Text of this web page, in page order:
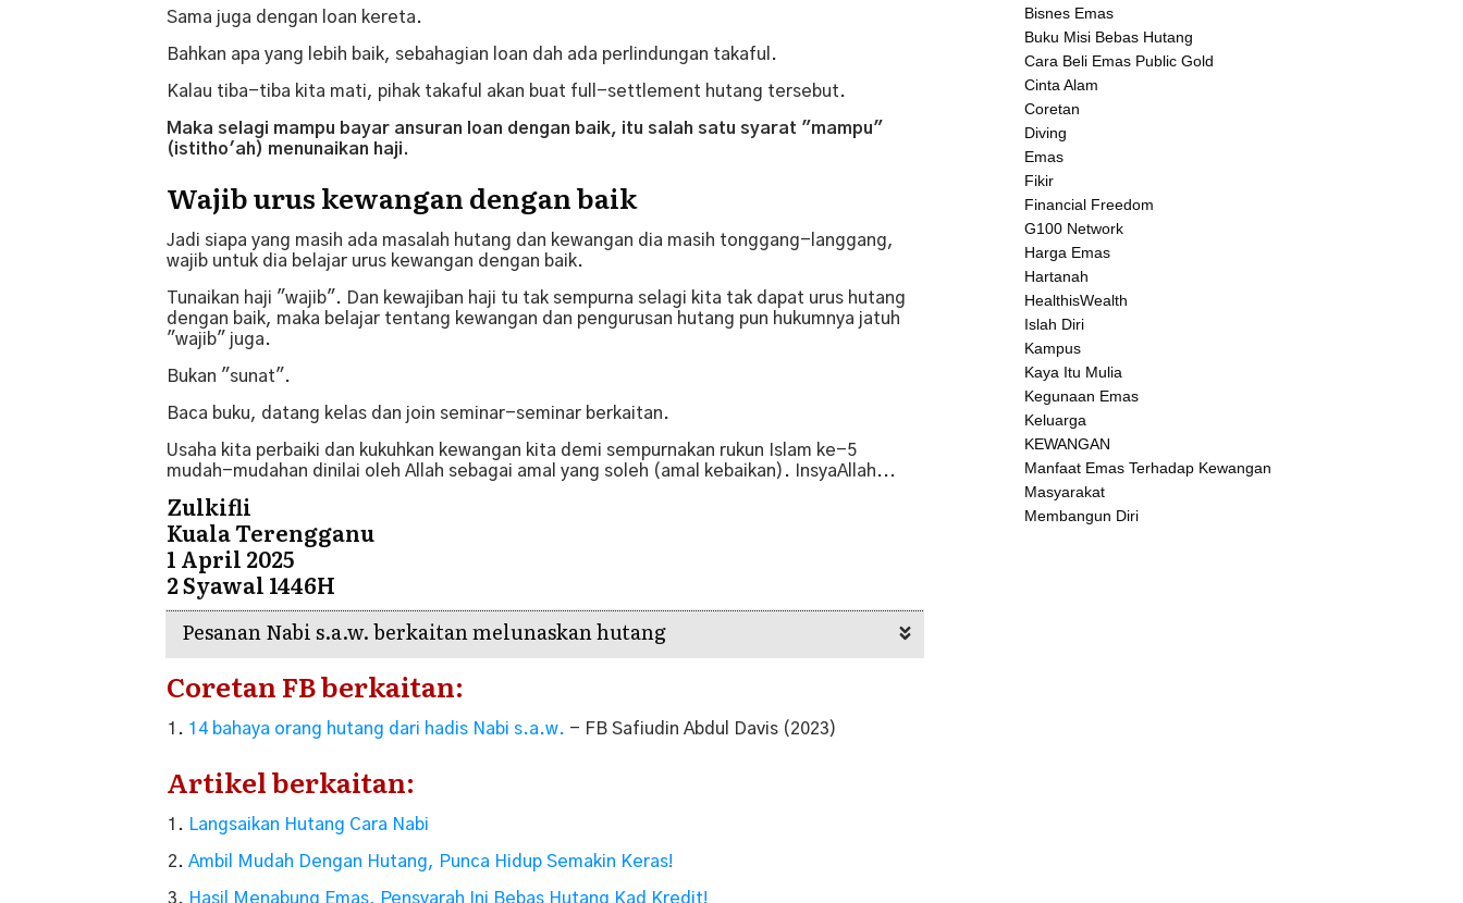
Sama juga dengan loan kereta.
Bahkan apa yang lebih baik, sebahagian loan dah ada perlindungan takaful.
Kalau tiba-tiba kita mati, pihak takaful akan buat full-settlement hutang tersebut.
Maka selagi mampu bayar ansuran loan dengan baik, itu salah satu syarat "mampu"
(istitho'ah) menunaikan haji.
Wajib urus kewangan dengan baik
Jadi siapa yang masih ada masalah hutang dan kewangan dia masih tonggang-langgang,
wajib untuk dia belajar urus kewangan dengan baik.
Tunaikan haji "wajib". Dan kewajiban haji tu tak sempurna selagi kita tak dapat urus hutang
dengan baik, maka belajar tentang kewangan dan pengurusan hutang pun hukumnya jatuh
"wajib" juga.
Bukan "sunat".
Baca buku, datang kelas dan join seminar-seminar berkaitan.
Usaha kita perbaiki dan kukuhkan kewangan kita demi sempurnakan rukun Islam ke-5
mudah-mudahan dinilai oleh Allah sebagai amal yang soleh (amal kebaikan). InsyaAllah...
Zulkifli
Kuala Terengganu
1 April 2025
2 Syawal 1446H
Pesanan Nabi s.a.w. berkaitan melunaskan hutang
Coretan FB berkaitan:
14 bahaya orang hutang dari hadis Nabi s.a.w. - FB Safiudin Abdul Davis (2023)
Artikel berkaitan:
Langsaikan Hutang Cara Nabi
Ambil Mudah Dengan Hutang, Punca Hidup Semakin Keras!
Hasil Menabung Emas, Pensyarah Ini Bebas Hutang Kad Kredit!
Bisnes Emas
Buku Misi Bebas Hutang
Cara Beli Emas Public Gold
Cinta Alam
Coretan
Diving
Emas
Fikir
Financial Freedom
G100 Network
Harga Emas
Hartanah
HealthisWealth
Islah Diri
Kampus
Kaya Itu Mulia
Kegunaan Emas
Keluarga
KEWANGAN
Manfaat Emas Terhadap Kewangan
Masyarakat
Membangun Diri